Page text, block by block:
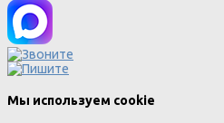
Мы используем cookie